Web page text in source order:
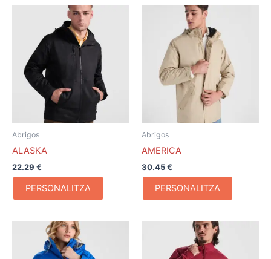
Abrigos
ALASKA
22.29 €
PERSONALITZA
Abrigos
AMERICA
30.45€
PERSONALITZA